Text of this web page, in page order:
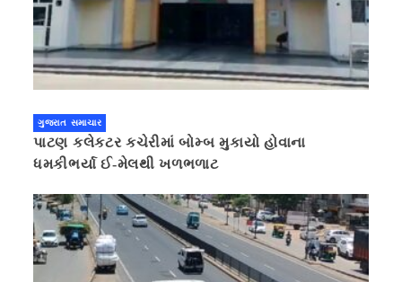
ગુજરાત સમાચાર
પાટણ કલેકટર કચેરીમાં બોમ્બ મુકાયો હોવાના
ધમકીભર્યા ઈ-મેલથી ખળભળાટ